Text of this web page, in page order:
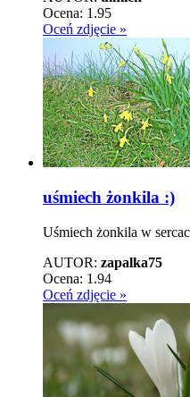
Ocena: 1.95
Oceń zdjęcie »
uśmiech żonkila :)
Uśmiech żonkila w
AUTOR: zapalka75
Ocena: 1.94
Oceń zdjęcie »